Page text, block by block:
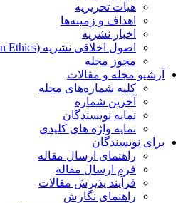
هیات تحریریه
اهداف و زمینه‌ها
اخبار نشریه
اصول اخلاقی نشریه (Publication Ethics)
مجوز مجله
آرشیو مجله و مقالات
کلیه شماره‌های مجله
آخرین شماره
نمایه نویسندگان
نمایه واژه های کلیدی
برای نویسندگان
راهنمای ارسال مقاله
فرم ارسال مقاله
فرآیند پذیرش مقالات
راهنمای نگارش